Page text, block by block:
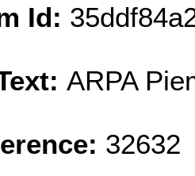
Id:
ARPA
32632